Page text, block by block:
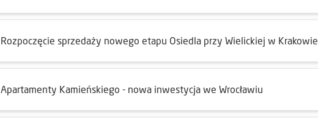
Rozpoczęcie sprzedaży nowego etapu Osiedla przy Wielickiej w Krakowie
Apartamenty Kamieńskiego - nowa inwestycja we Wrocławiu